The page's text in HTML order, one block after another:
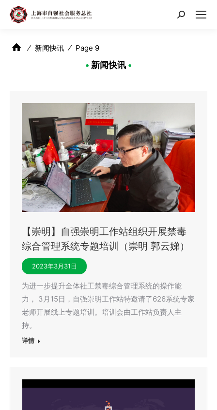
搜
⁄ 新闻快讯 ⁄ Page 9
• 新闻快讯 •
【崇明】自强崇明工作站组织开展禁毒
综合管理系统专题培训（崇明 郭云娣）
2023年3月31日
为进一步提升全体社工禁毒综合管理系统的操作能
力， 3月15日，自强崇明工作站特邀请了626系统专家
老师开展线上专题培训。培训会由工作站负责人主
持。
详情